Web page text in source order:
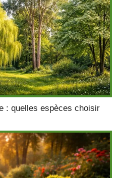
: quelles espèces choisir